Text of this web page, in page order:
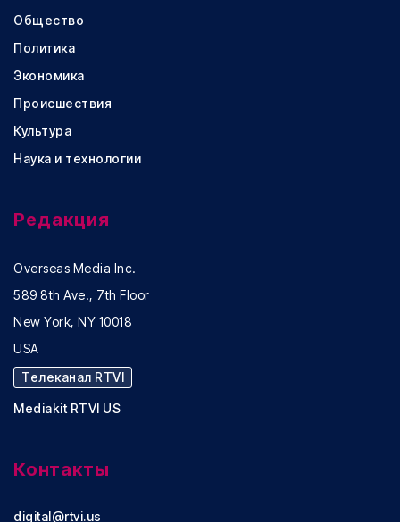
Общество
Политика
Экономика
Происшествия
Культура
Наука и технологии
Редакция
Overseas Media Inc.
589 8th Ave., 7th Floor
New York, NY 10018
USA
Телеканал RTVI
Mediakit RTVI US
Контакты
digital@rtvi.us